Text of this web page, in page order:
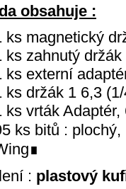
obsahuje :
ks magnetický
ks zahnutý
ks externí
ks držák 1 6,3
ks vrták
ks bitů :
: plastový